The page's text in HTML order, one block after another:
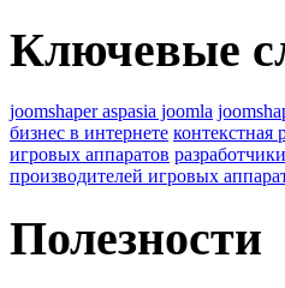
Ключевые
joomshaper aspasia joomla
бизнес в интернете контекстная
игровых аппаратов
производителей игровых
Полезности